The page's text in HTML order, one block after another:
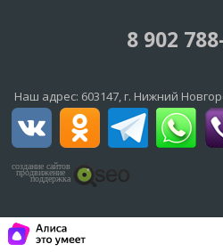
8 902
Наш адрес: 603147, г. Нижний
создание сайтов
продвижение
поддержка